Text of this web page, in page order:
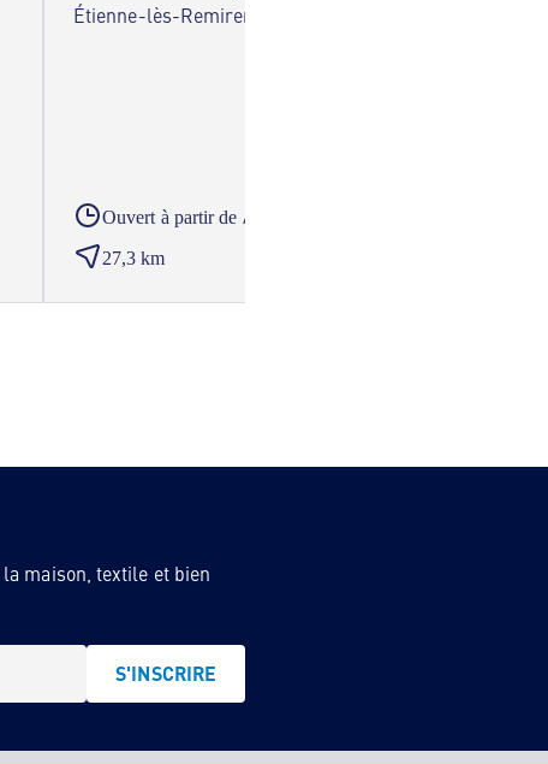
Étienne-lès-Remiremont
Ouvert à partir de A partir du
27,3 km
maison, textile et bien
S'INSCRIRE